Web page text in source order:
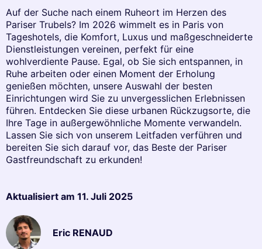
Auf der Suche nach einem Ruheort im Herzen des
Pariser Trubels? Im 2026 wimmelt es in Paris von
Tageshotels, die Komfort, Luxus und maßgeschneiderte
Dienstleistungen vereinen, perfekt für eine
wohlverdiente Pause. Egal, ob Sie sich entspannen, in
Ruhe arbeiten oder einen Moment der Erholung
genießen möchten, unsere Auswahl der besten
Einrichtungen wird Sie zu unvergesslichen Erlebnissen
führen. Entdecken Sie diese urbanen Rückzugsorte, die
Ihre Tage in außergewöhnliche Momente verwandeln.
Lassen Sie sich von unserem Leitfaden verführen und
bereiten Sie sich darauf vor, das Beste der Pariser
Gastfreundschaft zu erkunden!
Aktualisiert am 11. Juli 2025
Eric RENAUD